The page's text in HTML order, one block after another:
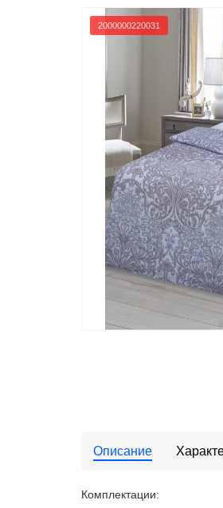
2000000220031
Описание
Комплектации: